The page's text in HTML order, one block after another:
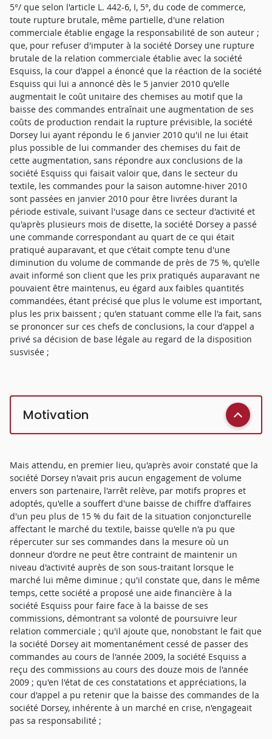
5°/ que selon l'article L. 442-6, I, 5°, du code de commerce,
toute rupture brutale, même partielle, d'une relation
commerciale établie engage la responsabilité de son auteur ;
que, pour refuser d'imputer à la société Dorsey une rupture
brutale de la relation commerciale établie avec la société
Esquiss, la cour d'appel a énoncé que la réaction de la société
Esquiss qui lui a annoncé dès le 5 janvier 2010 qu'elle
augmentait le coût unitaire des chemises au motif que la
baisse des commandes entraînait une augmentation de ses
coûts de production rendait la rupture prévisible, la société
Dorsey lui ayant répondu le 6 janvier 2010 qu'il ne lui était
plus possible de lui commander des chemises du fait de
cette augmentation, sans répondre aux conclusions de la
société Esquiss qui faisait valoir que, dans le secteur du
textile, les commandes pour la saison automne-hiver 2010
sont passées en janvier 2010 pour être livrées durant la
période estivale, suivant l'usage dans ce secteur d'activité et
qu'après plusieurs mois de disette, la société Dorsey a passé
une commande correspondant au quart de ce qui était
pratiqué auparavant, et que c'était compte tenu d'une
diminution du volume de commande de près de 75 %, qu'elle
avait informé son client que les prix pratiqués auparavant ne
pouvaient être maintenus, eu égard aux faibles quantités
commandées, étant précisé que plus le volume est important,
plus les prix baissent ; qu'en statuant comme elle l'a fait, sans
se prononcer sur ces chefs de conclusions, la cour d'appel a
privé sa décision de base légale au regard de la disposition
susvisée ;
Motivation
Mais attendu, en premier lieu, qu'après avoir constaté que la
société Dorsey n'avait pris aucun engagement de volume
envers son partenaire, l'arrêt relève, par motifs propres et
adoptés, qu'elle a souffert d'une baisse de chiffre d'affaires
d'un peu plus de 15 % du fait de la situation conjoncturelle
affectant le marché du textile, baisse qu'elle n'a pu que
répercuter sur ses commandes dans la mesure où un
donneur d'ordre ne peut être contraint de maintenir un
niveau d'activité auprès de son sous-traitant lorsque le
marché lui même diminue ; qu'il constate que, dans le même
temps, cette société a proposé une aide financière à la
société Esquiss pour faire face à la baisse de ses
commissions, démontrant sa volonté de poursuivre leur
relation commerciale ; qu'il ajoute que, nonobstant le fait que
la société Dorsey ait momentanément cessé de passer des
commandes au cours de l'année 2009, la société Esquiss a
reçu des commissions au cours des douze mois de l'année
2009 ; qu'en l'état de ces constatations et appréciations, la
cour d'appel a pu retenir que la baisse des commandes de la
société Dorsey, inhérente à un marché en crise, n'engageait
pas sa responsabilité ;